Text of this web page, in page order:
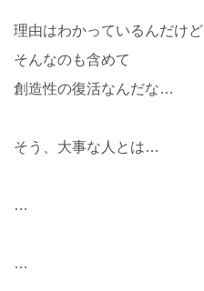
理由はわかっているんだけど
そんなのも含めて
創造性の復活なんだな…
そう、大事な人とは…
…
…